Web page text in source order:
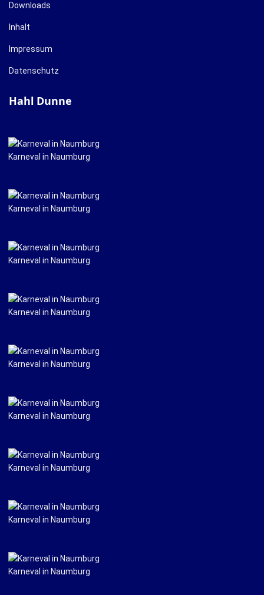
Downloads
Inhalt
Impressum
Datenschutz
Hahl Dunne
Karneval in Naumburg
Karneval in Naumburg
Karneval in Naumburg
Karneval in Naumburg
Karneval in Naumburg
Karneval in Naumburg
Karneval in Naumburg
Karneval in Naumburg
Karneval in Naumburg